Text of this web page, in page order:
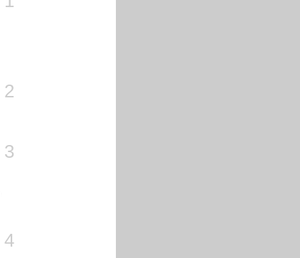
2
3
4